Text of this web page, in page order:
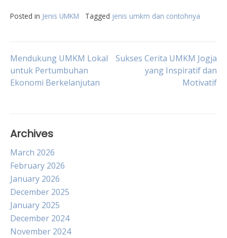
Posted in Jenis UMKM Tagged jenis umkm dan contohnya
Post
navigation
Mendukung UMKM Lokal
untuk Pertumbuhan
Ekonomi Berkelanjutan
Sukses Cerita UMKM Jogja
yang Inspiratif dan
Motivatif
Archives
March 2026
February 2026
January 2026
December 2025
January 2025
December 2024
November 2024